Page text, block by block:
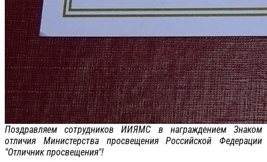
Поздравляем сотрудников ИИЯМС в награждением Знаком
отличия Министерства просвещения Российской Федерации
"Отличник просвещения"!